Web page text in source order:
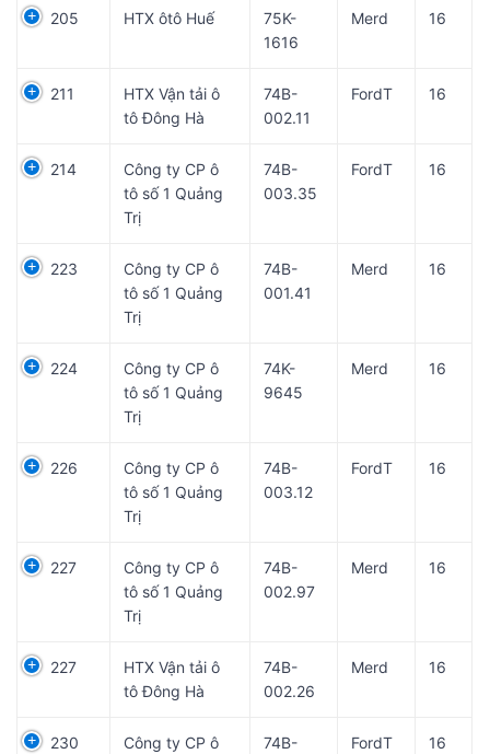
205 HTX ôtô Huế
75K-
1616
Merd 16
211
HTX Vận tải ô
tô Đông Hà
74B-
002.11
FordT 16
214
Công ty CP ô
tô số 1 Quảng
Trị
74B-
003.35
FordT 16
223
Công ty CP ô
tô số 1 Quảng
Trị
74B-
001.41
Merd 16
224
Công ty CP ô
tô số 1 Quảng
Trị
74K-
9645
Merd 16
226
Công ty CP ô
tô số 1 Quảng
Trị
74B-
003.12
FordT 16
227
Công ty CP ô
tô số 1 Quảng
Trị
74B-
002.97
Merd 16
227
HTX Vận tải ô
tô Đông Hà
74B-
002.26
Merd 16
230
Công ty CP ô
74B-
FordT 16